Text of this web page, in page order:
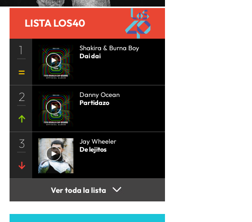
LISTA LOS40
1
Shakira & Burna Boy
Dai dai
2
Danny Ocean
Partidazo
3
Jay Wheeler
De lejitos
Ver toda la lista